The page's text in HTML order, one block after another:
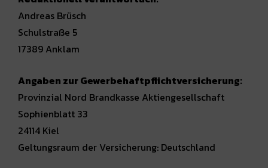
Andreas Brüsch
Schulstraße 5
17389 Anklam
Angaben zur Gewerbehaftpflicht­versicherung:
Provinzial Nord Brandkasse Aktiengesellschaft
Sophienblatt 33
24114 Kiel
Geltungsraum der Versicherung: Deutschland